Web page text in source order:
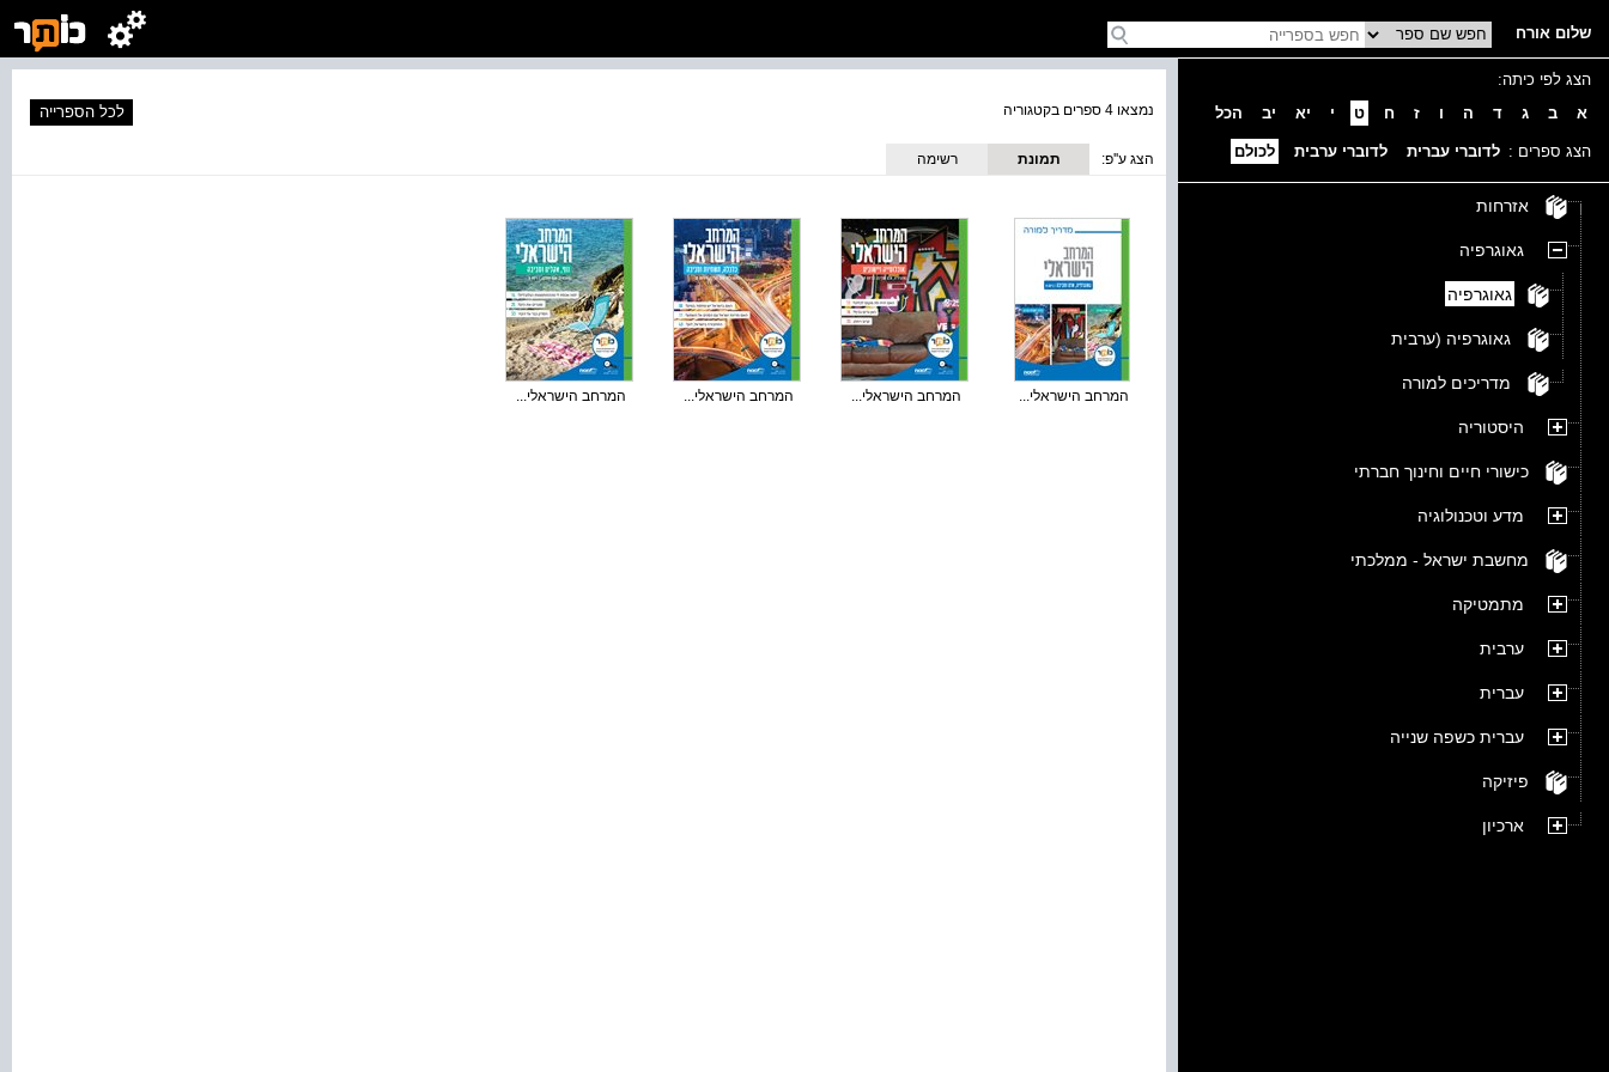
שלום אורח
הצג לפי כיתה:
א
ב ג ד ה ו ז ח ט י יא יב הכל
הצג ספרים : לדוברי עברית לדוברי ערבית לכולם
אזרחות
גאוגרפיה
גאוגרפיה
גאוגרפיה (ערבית
מדריכים למורה
היסטוריה
כישורי חיים וחינוך חברתי
מדע וטכנולוגיה
מחשבת ישראל - ממלכתי
מתמטיקה
ערבית
עברית
עברית כשפה שנייה
פיזיקה
ארכיון
נמצאו 4 ספרים בקטגוריה לכל הספרייה
הצג ע''פ:
תמונת
רשימה
המרחב הישראלי... המרחב הישראלי... המרחב הישראלי... המרחב הישראלי...